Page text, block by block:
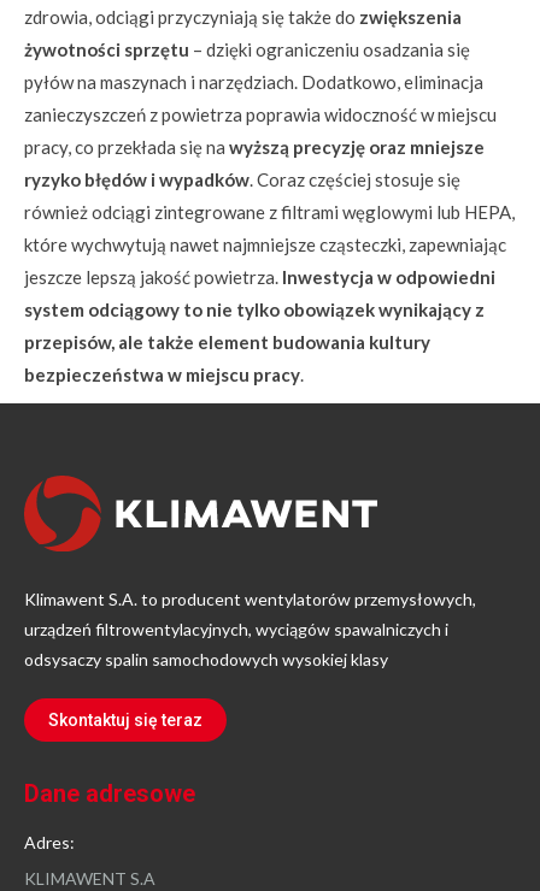
zdrowia, odciągi przyczyniają się także do zwiększenia
żywotności sprzętu – dzięki ograniczeniu osadzania się
pyłów na maszynach i narzędziach. Dodatkowo, eliminacja
zanieczyszczeń z powietrza poprawia widoczność w miejscu
pracy, co przekłada się na wyższą precyzję oraz mniejsze
ryzyko błędów i wypadków . Coraz częściej stosuje się
również odciągi zintegrowane z filtrami węglowymi lub HEPA,
które wychwytują nawet najmniejsze cząsteczki, zapewniając
jeszcze lepszą jakość powietrza. Inwestycja w odpowiedni
system odciągowy to nie tylko obowiązek wynikający z
przepisów, ale także element budowania kultury
bezpieczeństwa w miejscu pracy
Klimawent S.A. to producent wentylatorów przemysłowych,
urządzeń filtrowentylacyjnych, wyciągów spawalniczych i
odsysaczy spalin samochodowych wysokiej klasy
Skontaktuj się teraz
Dane adresowe
Adres:
KLIMAWENT S.A